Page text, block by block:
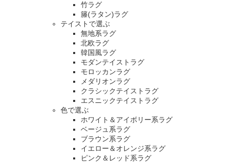
竹ラグ
籐(ラタン)ラグ
テイストで選ぶ
無地系ラグ
北欧ラグ
韓国風ラグ
モダンテイストラグ
モロッカンラグ
メダリオンラグ
クラシックテイストラグ
エスニックテイストラグ
色で選ぶ
ホワイト＆アイボリー系ラグ
ベージュ系ラグ
ブラウン系ラグ
イエロー＆オレンジ系ラグ
ピンク＆レッド系ラグ